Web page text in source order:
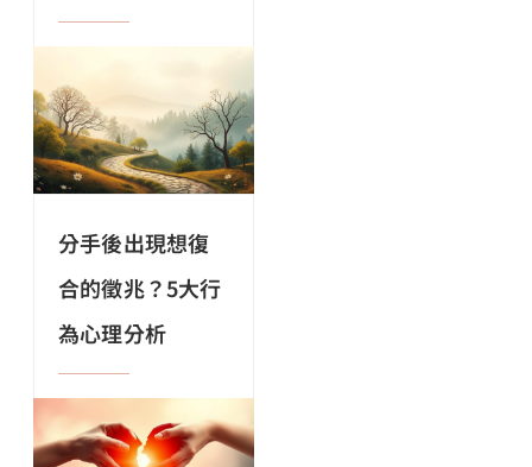
分手後出現想復
合的徵兆？5大行
為心理分析